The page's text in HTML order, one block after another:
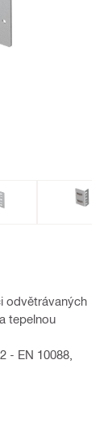
odvětrávaných
tepelnou
- EN 10088,